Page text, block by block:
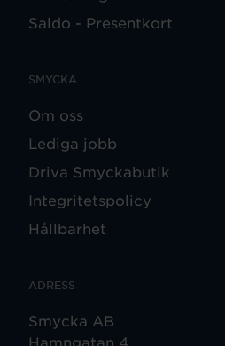
Saldo - Presentkort
SMYCKA
Om oss
Lediga jobb
Driva Smyckabutik
Integritetspolicy
Hållbarhet
ADRESS
Smycka AB
Hamngatan 4